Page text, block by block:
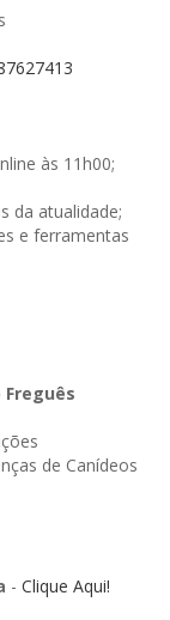
às 11h00;
da atualidade;
e ferramentas
Freguês
de Canídeos
- Clique Aqui!